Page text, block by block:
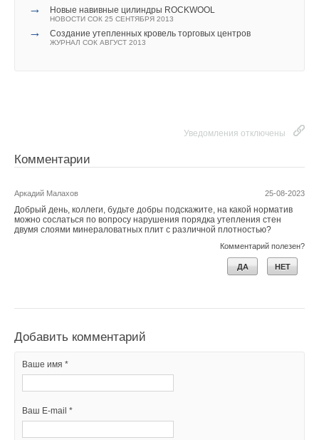
→ Новые навивные цилиндры ROCKWOOL
НОВОСТИ СОК 25 СЕНТЯБРЯ 2013
→ Создание утепленных кровель торговых центров
ЖУРНАЛ СОК АВГУСТ 2013
Уведомления отключены
Комментарии
25-08-2023
Аркадий Малахов
Добрый день, коллеги, будьте добры подскажите, на какой норматив
можно сослаться по вопросу нарушения порядка утепления стен
двумя слоями минераловатных плит с различной плотностью?
Комментарий полезен?
ДА НЕТ
Добавить комментарий
Ваше имя *
Ваш E-mail *